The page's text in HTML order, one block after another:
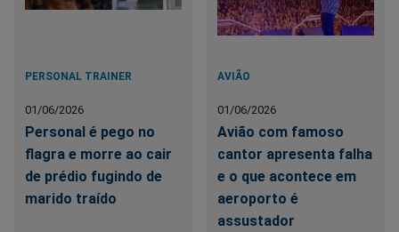
PERSONAL TRAINER
01/06/2026
Personal é pego no
flagra e morre ao cair
de prédio fugindo de
marido traído
AVIÃO
01/06/2026
Avião com famoso
cantor apresenta falha
e o que acontece em
aeroporto é
assustador